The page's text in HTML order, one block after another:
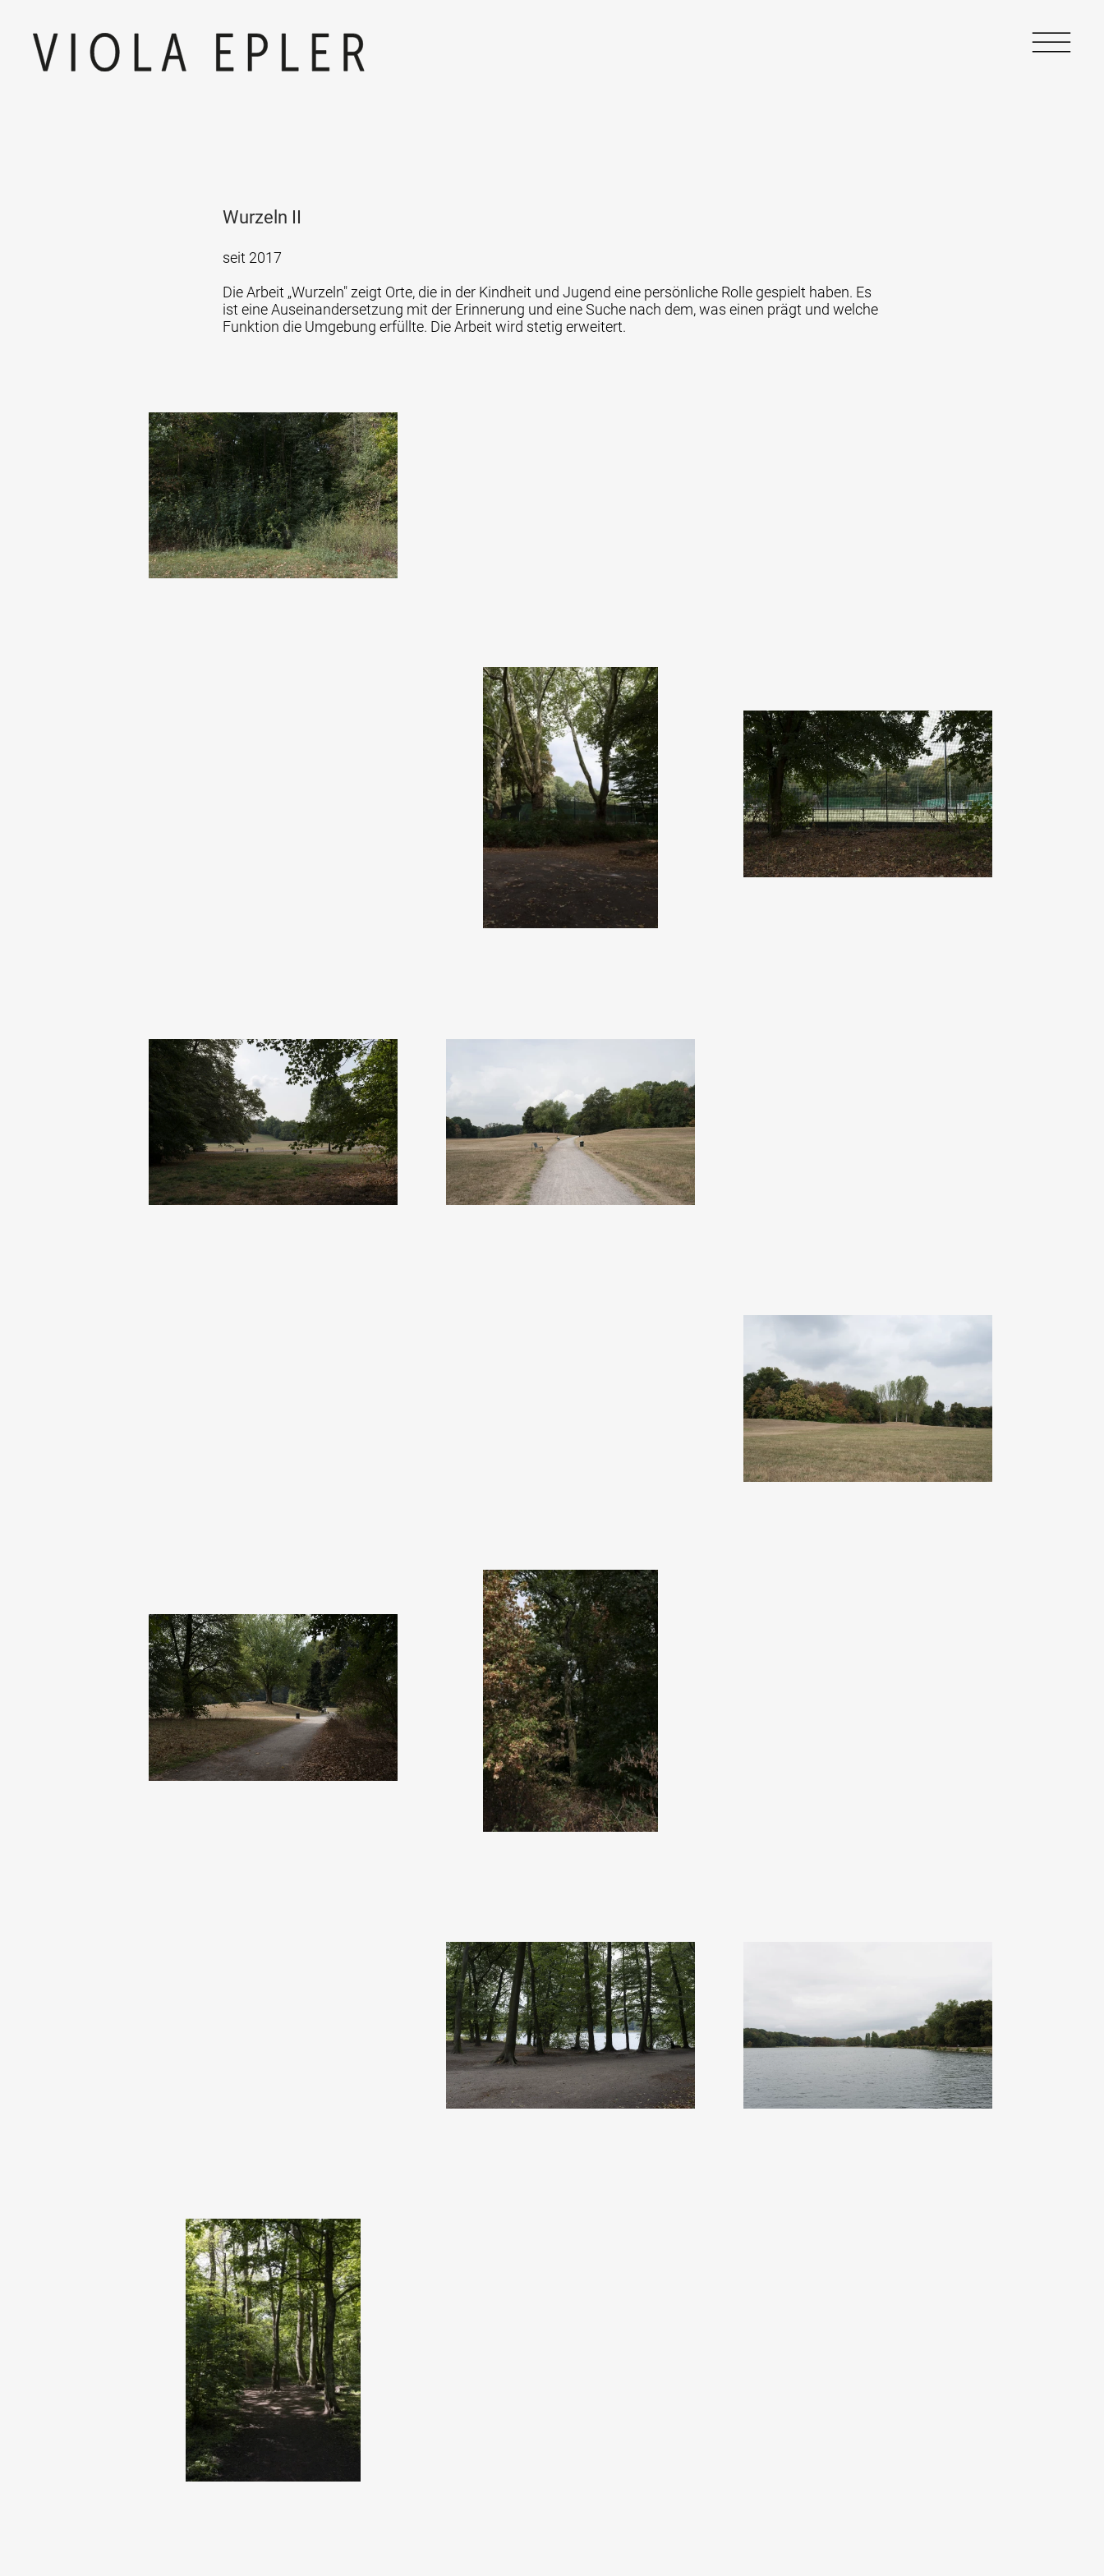
Wurzeln II
seit 2017
Die Arbeit „Wurzeln" zeigt Orte, die in der Kindheit und Jugend eine persönliche Rolle gespielt haben. Es
ist eine Auseinanderset­zung mit der Erinnerung und eine Suche nach dem, was einen prägt und welche
Funktion die Umgebung erfüllte. Die Arbeit wird stetig erweitert.